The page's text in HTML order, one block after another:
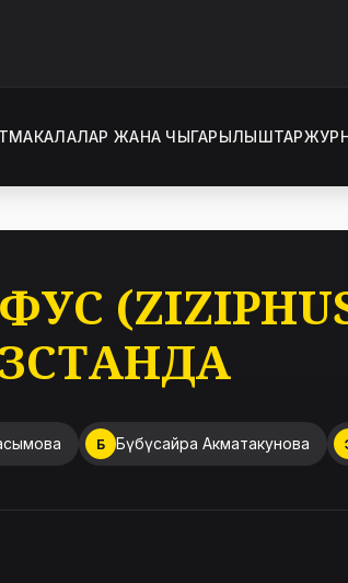
МАКАЛАЛАР ЖАНА ЧЫГАРЫЛЫШТАР
Б Бүбүсайра Акматакунова